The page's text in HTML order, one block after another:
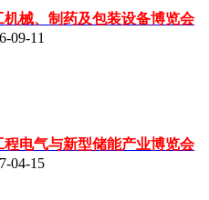
机械、制药及包装设备博览会
09-11
程电气与新型储能产业博览会
04-15